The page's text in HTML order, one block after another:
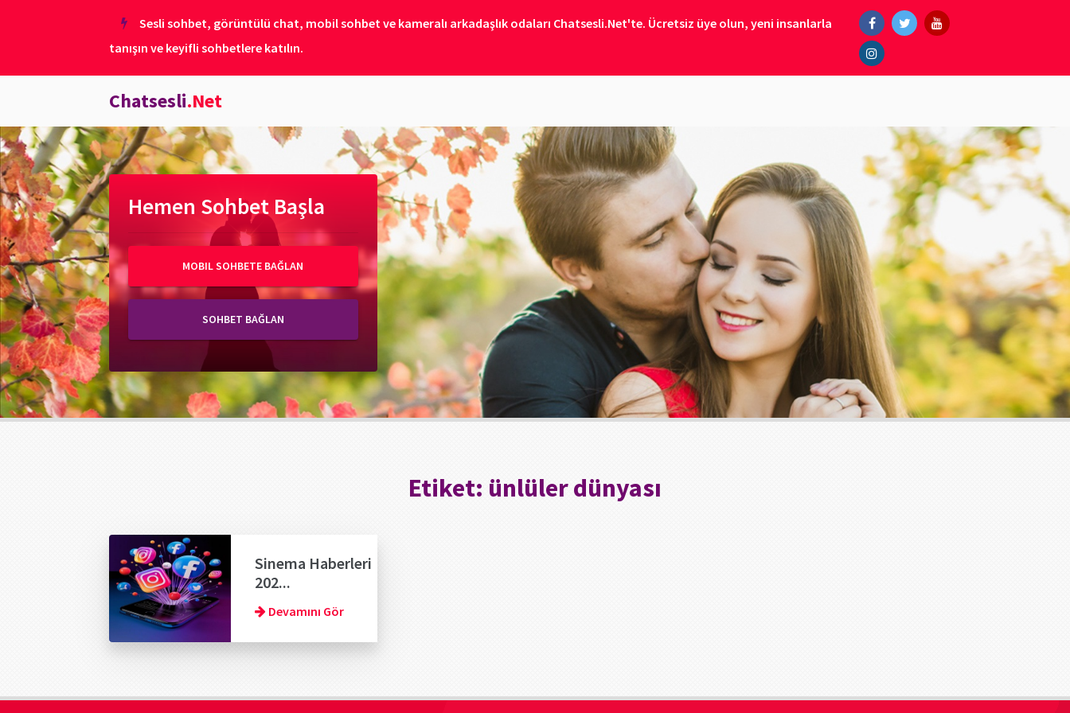
Sesli sohbet, görüntülü chat, mobil sohbet ve kameralı arkadaşlık odaları Chatsesli.Net'te. Ücretsiz üye olun, yeni insanlarla
tanışın ve keyifli sohbetlere katılın.
Chatsesli.Net
Hemen Sohbet Başla
MOBIL SOHBETE BAĞLAN
SOHBET BAĞLAN
Etiket: ünlüler dünyası
Sinema Haberleri
202...
Devamını Gör